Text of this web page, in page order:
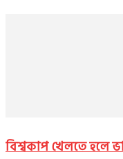
বিশ্বকাপ খেলতে হলে